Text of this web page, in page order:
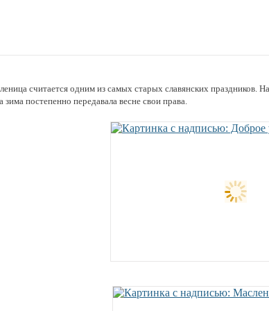
считается одним из самых старых славянских праздников.
зима постепенно передавала весне свои права.